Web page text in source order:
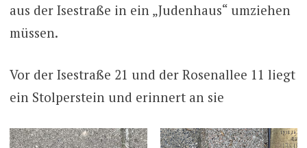
aus der Isestraße in ein „Judenhaus“ umziehen
müssen.
Vor der Isestraße 21 und der Rosenallee 11 liegt
ein Stolperstein und erinnert an sie